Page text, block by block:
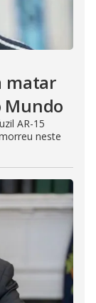
matar
Mundo
AR-15
neste